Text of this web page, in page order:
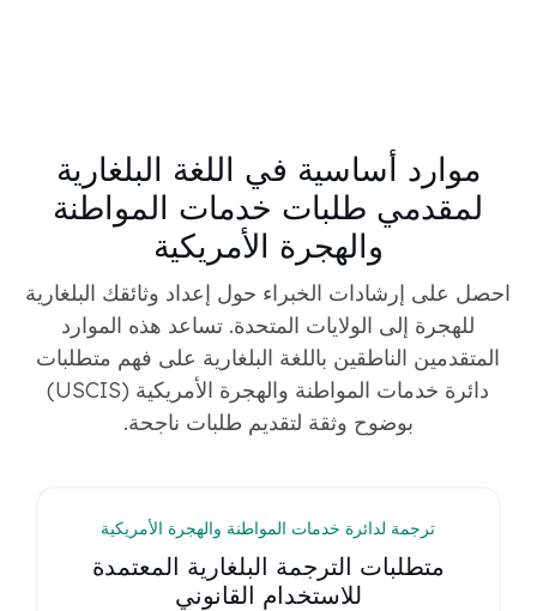
موارد أساسية في اللغة البلغارية
لمقدمي طلبات خدمات المواطنة
والهجرة الأمريكية
احصل على إرشادات الخبراء حول إعداد وثائقك البلغارية
للهجرة إلى الولايات المتحدة. تساعد هذه الموارد
المتقدمين الناطقين باللغة البلغارية على فهم متطلبات
دائرة خدمات المواطنة والهجرة الأمريكية (USCIS)
بوضوح وثقة لتقديم طلبات ناجحة.
ترجمة لدائرة خدمات المواطنة والهجرة الأمريكية
متطلبات الترجمة البلغارية المعتمدة
للاستخدام القانوني